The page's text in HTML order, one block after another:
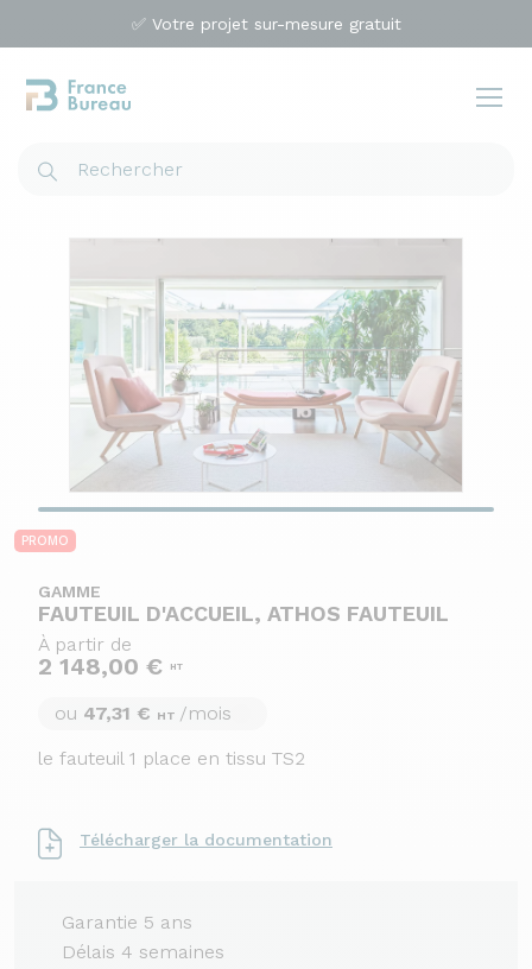
✅ Votre projet sur-mesure gratuit
PROMO
GAMME
FAUTEUIL D'ACCUEIL, ATHOS FAUTEUIL
À partir de
2 148,00 € HT
ou 47,31 € HT /mois
le fauteuil 1 place en tissu TS2
Télécharger la documentation
Garantie 5 ans
Délais 4 semaines